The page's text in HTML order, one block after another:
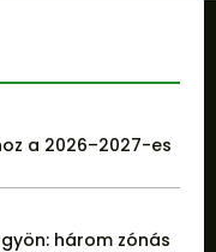
a 2026–2027-es
három zónás